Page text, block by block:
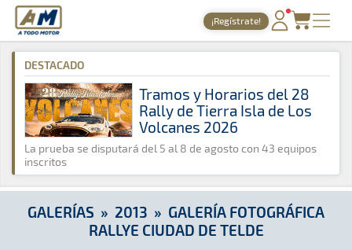
A Todo Motor · Revista del motor desde 1999
¡Regístrate!
PORTADA
TIEMPOS ONLINE
NOTICIAS
AGENDA
GALERÍAS
TIENDA
ARCHIVO
A Todo Motor » Galerías » 2013 » Galería Fotográfica Rallye
DESTACADO
Tramos y Horarios del 28
Rally de Tierra Isla de Los
Volcanes 2026
La prueba se disputará del 5 al 8 de agosto con 43 equipos
inscritos
GALERÍAS » 2013 » GALERÍA FOTOGRÁFICA
RALLYE CIUDAD DE TELDE